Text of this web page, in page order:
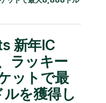
新年IC
ラッキー
ットで最
を獲得し